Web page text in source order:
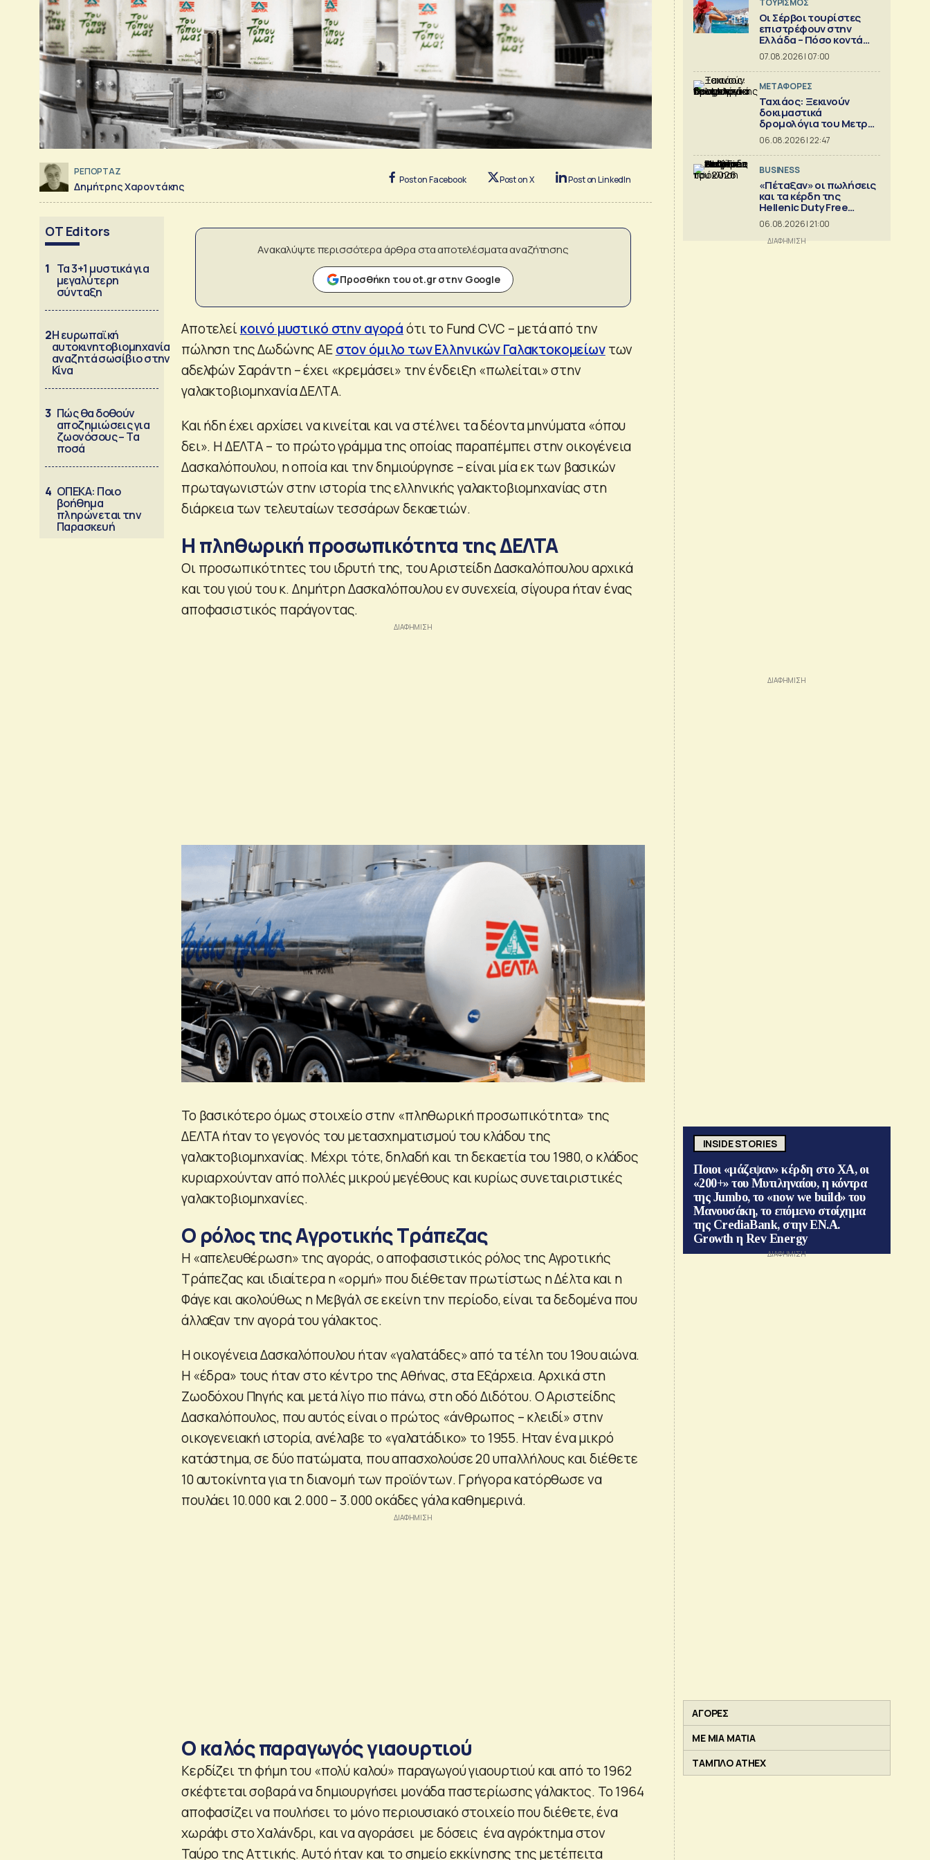
ΡΕΠΟΡΤΑΖ
Δημήτρης Χαροντάκης
Post on Facebook Post on X Post on LinkedIn
OT Editors
1 Τα 3+1 μυστικά για
μεγαλύτερη
σύνταξη
2Η ευρωπαϊκή
αυτοκινητοβιομηχανία
αναζητά σωσίβιο στην
Κίνα
3 Πώς θα δοθούν
αποζημιώσεις για
ζωονόσους – Τα
ποσά
4 ΟΠΕΚΑ: Ποιο
βοήθημα
πληρώνεται την
Παρασκευή
Ανακαλύψτε περισσότερα άρθρα στα αποτελέσματα αναζήτησης
Προσθήκη του ot.gr στην Google
Αποτελείκοινό μυστικό στην αγοράότι το Fund CVC – μετά από την
πώληση της Δωδώνης ΑΕστον όμιλο των Ελληνικών Γαλακτοκομείωντων
αδελφών Σαράντη – έχει «κρεμάσει» την ένδειξη «πωλείται» στην
γαλακτοβιομηχανία ΔΕΛΤΑ.
Και ήδη έχει αρχίσει να κινείται και να στέλνει τα δέοντα μηνύματα «όπου
δει». Η ΔΕΛΤΑ – το πρώτο γράμμα της οποίας παραπέμπει στην οικογένεια
Δασκαλόπουλου, η οποία και την δημιούργησε – είναι μία εκ των βασικών
πρωταγωνιστών στην ιστορία της ελληνικής γαλακτοβιομηχανίας στη
διάρκεια των τελευταίων τεσσάρων δεκαετιών.
Η πληθωρική προσωπικότητα της ΔΕΛΤΑ
Οι προσωπικότητες του ιδρυτή της, του Αριστείδη Δασκαλόπουλου αρχικά
και του γιού του κ. Δημήτρη Δασκαλόπουλου εν συνεχεία, σίγουρα ήταν ένας
αποφασιστικός παράγοντας.
Το βασικότερο όμως στοιχείο στην «πληθωρική προσωπικότητα» της
ΔΕΛΤΑ ήταν το γεγονός του μετασχηματισμού του κλάδου της
γαλακτοβιομηχανίας. Μέχρι τότε, δηλαδή και τη δεκαετία του 1980, ο κλάδος
κυριαρχούνταν από πολλές μικρού μεγέθους και κυρίως συνεταιριστικές
γαλακτοβιομηχανίες.
Ο ρόλος της Αγροτικής Τράπεζας
Η «απελευθέρωση» της αγοράς, ο αποφασιστικός ρόλος της Αγροτικής
Τράπεζας και ιδιαίτερα η «ορμή» που διέθεταν πρωτίστως η Δέλτα και η
Φάγε και ακολούθως η Μεβγάλ σε εκείνη την περίοδο, είναι τα δεδομένα που
άλλαξαν την αγορά του γάλακτος.
Η οικογένεια Δασκαλόπουλου ήταν «γαλατάδες» από τα τέλη του 19ου αιώνα.
Η «έδρα» τους ήταν στο κέντρο της Αθήνας, στα Εξάρχεια. Αρχικά στη
Ζωοδόχου Πηγής και μετά λίγο πιο πάνω, στη οδό Διδότου. Ο Αριστείδης
Δασκαλόπουλος, που αυτός είναι ο πρώτος «άνθρωπος – κλειδί» στην
οικογενειακή ιστορία, ανέλαβε το «γαλατάδικο» το 1955. Ηταν ένα μικρό
κατάστημα, σε δύο πατώματα, που απασχολούσε 20 υπαλλήλους και διέθετε
10 αυτοκίνητα για τη διανομή των προϊόντων. Γρήγορα κατόρθωσε να
πουλάει 10.000 και 2.000 – 3.000 οκάδες γάλα καθημερινά.
Ο καλός παραγωγός γιαουρτιού
Κερδίζει τη φήμη του «πολύ καλού» παραγωγού γιαουρτιού και από το 1962
σκέφτεται σοβαρά να δημιουργήσει μονάδα παστερίωσης γάλακτος. Το 1964
αποφασίζει να πουλήσει το μόνο περιουσιακό στοιχείο που διέθετε, ένα
χωράφι στο Χαλάνδρι, και να αγοράσει ­ με δόσεις ­ ένα αγρόκτημα στον
Ταύρο της Αττικής. Αυτό ήταν και το σημείο εκκίνησης της μετέπειτα
ΤΟΥΡΙΣΜΟΣ
Οι Σέρβοι τουρίστες
επιστρέφουν στην
Ελλάδα – Πόσο κοντά
είναι στο 1 εκατ.
07.08.2026 | 07:00
ΜΕΤΑΦΟΡΕΣ
Ταχιάος: Ξεκινούν
δοκιμαστικά
δρομολόγια του Μετρό
Θεσσαλονίκης προς
Καλαμαριά
06.08.2026 | 22:47
BUSINESS
«Πέταξαν» οι πωλήσεις
και τα κέρδη της
Hellenic Duty Free
Shops
06.08.2026 | 21:00
INSIDE STORIES
Ποιοι «μάζεψαν» κέρδη στο ΧΑ, οι
«200+» του Μυτιληναίου, η κόντρα
της Jumbo, το «now we build» του
Μανουσάκη, το επόμενο στοίχημα
της CrediaBank, στην ΕΝ.Α.
Growth η Rev Energy
ΑΓΟΡΕΣ
ΜΕ ΜΙΑ ΜΑΤΙΑ
ΤΑΜΠΛΟ ATHEX